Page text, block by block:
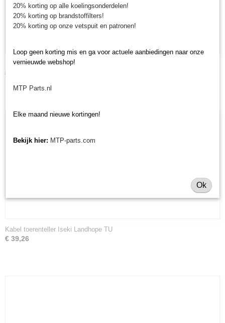
Kabel toerenteller Iseki TL/TU/TX
€ 34,48
Kabel toerenteller Iseki Landhope TU
€ 39,26
20% korting op alle koelingsonderdelen!
20% korting op brandstoffilters!
20% korting op onze vetspuit en patronen!
Loop geen korting mis en ga voor actuele aanbiedingen naar onze
vernieuwde webshop!
MTP Parts.nl
Elke maand nieuwe kortingen!
Bekijk hier: MTP-parts.com
Ok